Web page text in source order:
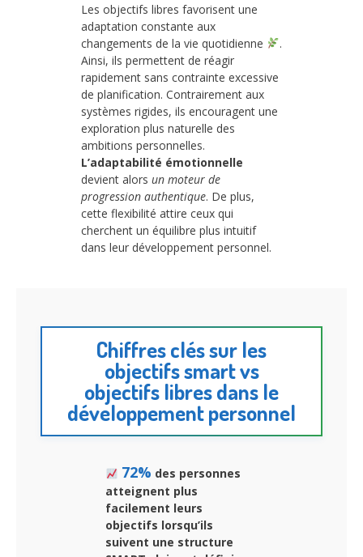
Les objectifs libres favorisent une
adaptation constante aux
changements de la vie quotidienne
.
Ainsi, ils permettent de réagir
rapidement sans contrainte excessive
de planification. Contrairement aux
systèmes rigides, ils encouragent une
exploration plus naturelle des
ambitions personnelles.
L’adaptabilité émotionnelle
devient alors un moteur de
progression authentique. De plus,
cette flexibilité attire ceux qui
cherchent un équilibre plus intuitif
dans leur développement personnel.
Chiffres clés sur les
objectifs smart vs
objectifs libres dans le
développement personnel
72% des personnes
atteignent plus
facilement leurs
objectifs lorsqu’ils
suivent une structure